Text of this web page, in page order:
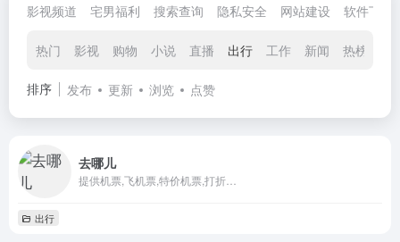
影视频道 宅男福利 搜索查询 隐私安全 网站建设 软件下载
热门 影视 购物 小说 直播 出行 工作 新闻 热榜
排序 发布 更新 浏览 点赞
去哪儿
提供机票,飞机票,特价机票,打折…
出行